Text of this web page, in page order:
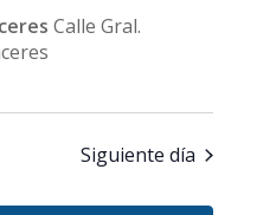
Calle Gral.
Siguiente día